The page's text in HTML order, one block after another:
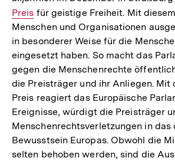
Preis für geistige Freiheit. Mit
Menschen und Organisationen
in besonderer Weise für die
eingesetzt haben. So macht das
gegen die Menschenrechte
die Preisträger und ihr Anliegen. Mit
Preis reagiert das Europäische
Ereignisse, würdigt die Preisträger
Menschenrechtsverletzungen in das
Bewusstsein Europas. Obwohl die
selten behoben werden, sind die